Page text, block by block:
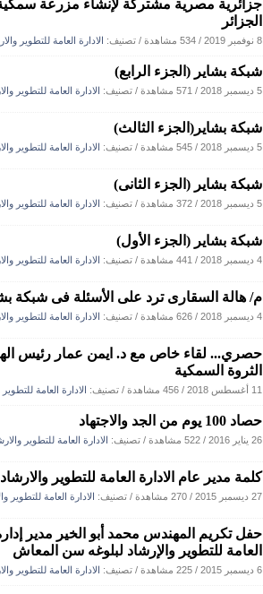
جزائرية مصرية مشتركة لإنشاء مزرعة
الجزائر
8 نوفمبر 2019 / 534 مشاهدة / تصنيف: الادارة العامة للتطوير
شبكة بشاير (الجزء الرابع)
5 ديسمبر 2018 / 571 مشاهدة / تصنيف: الادارة العامة للتطوير
شبكة بشاير(الجزء الثالث)
5 ديسمبر 2018 / 545 مشاهدة / تصنيف: الادارة العامة للتطوير
شبكة بشاير (الجزء الثانى)
5 ديسمبر 2018 / 372 مشاهدة / تصنيف: الادارة العامة للتطوير
شبكة بشاير (الجزء الأول)
4 ديسمبر 2018 / 441 مشاهدة / تصنيف: الادارة العامة للتطوير
م/ هالة السقارى ترد على الأسئلة فى شبكة
4 ديسمبر 2018 / 626 مشاهدة / تصنيف: الادارة العامة للتطوير
حصري... لقاء خاص مع د. ايمن عمار رئيس
الثروة السمكية
11 أغسطس 2018 / 456 مشاهدة / تصنيف: الادارة العامة للتطوير
حصاد 100 يوم من الجد والاجتهاد
26 يناير 2016 / 522 مشاهدة / تصنيف: الادارة العامة للتطوير
كلمة مدير عام الادارة العامة للتطوير والارشاد
27 ديسمبر 2015 / 270 مشاهدة / تصنيف: الادارة العامة للتطوير
حفل تكريم المهندس محمد أبو الخير مدير إدارة
العامة للتطوير والإرشاد لبلوغه سن المعاش
6 ديسمبر 2015 / 225 مشاهدة / تصنيف: الادارة العامة للتطوير